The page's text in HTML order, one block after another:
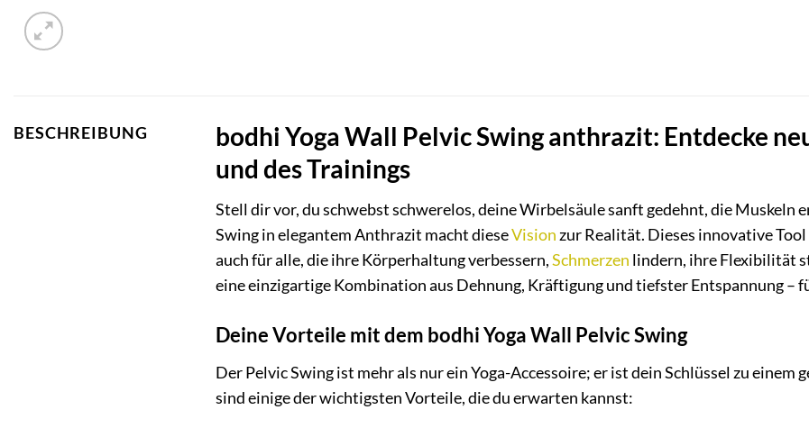
BESCHREIBUNG
bodhi Yoga Wall Pelvic Swing anthrazit: Entdecke
und des Trainings
Stell dir vor, du schwebst schwerelos, deine Wirbelsäule sanft gedehnt, die Muskeln
Swing in elegantem Anthrazit macht dieseVisionzur Realität. Dieses innovative
auch für alle, die ihre Körperhaltung verbessern,Schmerzen lindern, ihre Flexibilität
eine einzigartige Kombination aus Dehnung, Kräftigung und tiefster Entspannung –
Deine Vorteile mit dem bodhi Yoga Wall Pelvic Swing
Der Pelvic Swing ist mehr als nur ein Yoga-Accessoire; er ist dein Schlüssel zu
sind einige der wichtigsten Vorteile, die du erwarten kannst: